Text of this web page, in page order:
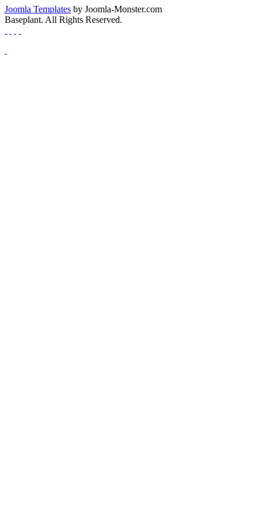
Joomla Templates by Joomla-Monster.com
Baseplant. All Rights Reserved.